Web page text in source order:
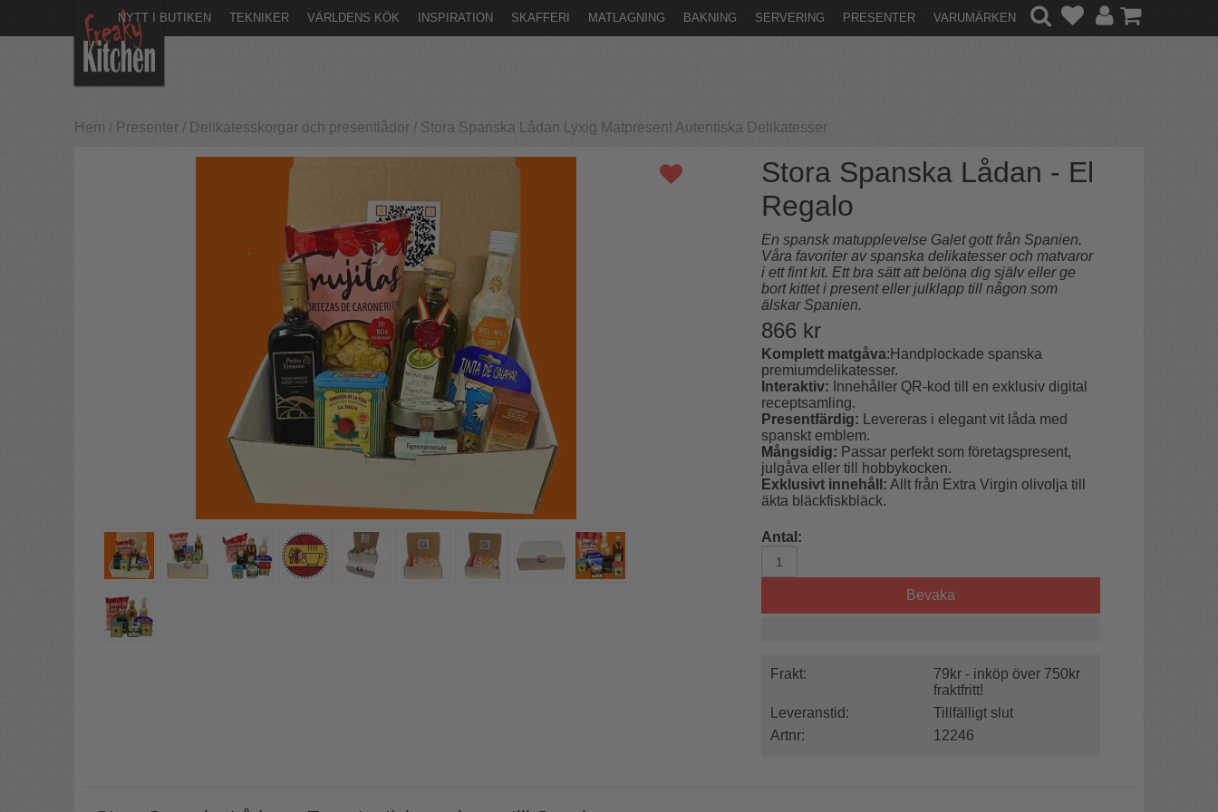
NYTT I BUTIKEN TEKNIKER VÄRLDENS KÖK INSPIRATION SKAFFERI MATLAGNING BAKNING SERVERING PRESENTER VARUMÄRKEN
Hem / Presenter / Delikatesskorgar och presentlådor / Stora Spanska Lådan Lyxig Matpresent Autentiska Delikatesser
Stora Spanska Lådan - El
Regalo
En spansk matupplevelse Galet gott från Spanien.
Våra favoriter av spanska delikatesser och matvaror
i ett fint kit. Ett bra sätt att belöna dig själv eller ge
bort kittet i present eller julklapp till någon som
älskar Spanien.
866 kr
Komplett matgåva:Handplockade spanska
premiumdelikatesser.
Interaktiv: Innehåller QR-kod till en exklusiv digital
receptsamling.
Presentfärdig: Levereras i elegant vit låda med
spanskt emblem.
Mångsidig: Passar perfekt som företagspresent,
julgåva eller till hobbykocken.
Exklusivt innehåll: Allt från Extra Virgin olivolja till
äkta bläckfiskbläck.
Antal:
Bevaka
Frakt:
79kr - inköp över 750kr
fraktfritt!
Leveranstid:
Tillfälligt slut
Artnr:
12246